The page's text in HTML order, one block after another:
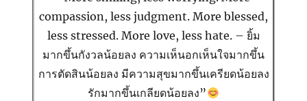
compassion, less judgment. More blessed,
less stressed. More love, less hate. – ยิ้ม
มากขึ้นกังวลน้อยลง ความเห็นอกเห็นใจมากขึ้น
การตัดสินน้อยลง มีความสุขมากขึ้นเครียดน้อยลง
รักมากขึ้นเกลียดน้อยลง”